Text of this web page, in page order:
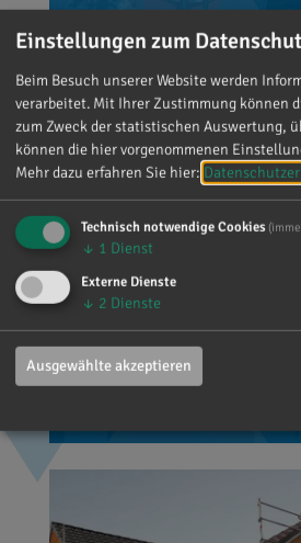
Wir brauchen einen
seine Bürger schützt.
Polizei und
bestmöglich
ausgestattet werden.
jedes "Blaulicht" in
Respekt und
Egal ob
Einstellungen zum
Beim Besuch unserer Website werden
verarbeitet. Mit Ihrer Zustimmung können
zum Zweck der statistischen Auswertung,
können die hier vorgenommenen
Mehr dazu erfahren Sie hier:
Technisch notwendige Cookies
↓ 1 Dienst
Externe Dienste
↓ 2 Dienste
Ausgewählte akzeptieren